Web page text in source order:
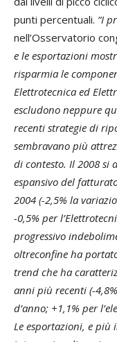
punti percentuali. “I
nell’Osservatorio
e le esportazioni
risparmia le
Elettrotecnica ed
escludono neppure
recenti strategie di
sembravano più
di contesto. Il 2008 si
espansivo del
2004 (-2,5% la
-0,5% per
progressivo
oltreconfine ha
trend che ha
anni più recenti (-
d’anno; +1,1% per
Le esportazioni, e più